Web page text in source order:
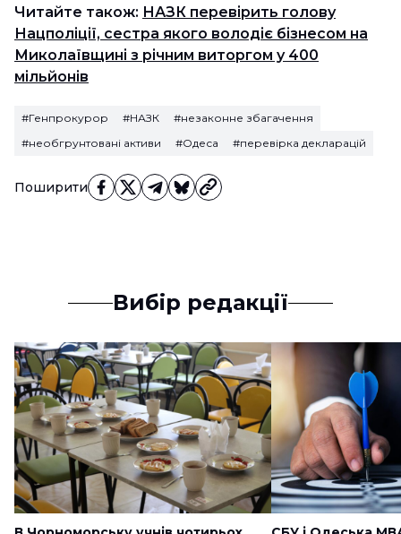
Поширити
Читайте також: НАЗК перевірить голову
Нацполіції, сестра якого володіє бізнесом на
Миколаївщині з річним виторгом у 400
мільйонів
#Генпрокурор #НАЗК
#незаконне збагачення
#необгрунтовані активи
#Одеса #перевірка декларацій
Вибір редакції